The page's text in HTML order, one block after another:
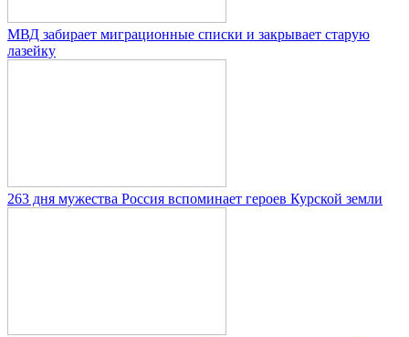
МВД забирает миграционные списки и закрывает старую
лазейку
263 дня мужества Россия вспоминает героев Курской земли